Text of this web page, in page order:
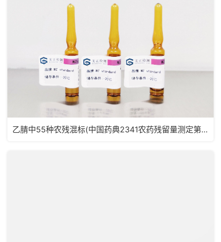
乙腈中55种农残混标(中国药典2341农药残留量测定第五法，药典定量限浓度)